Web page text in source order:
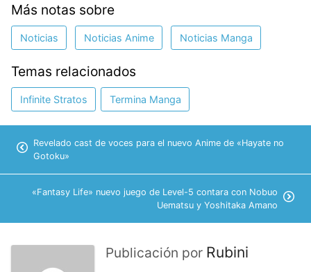
Más notas sobre
Noticias Noticias Anime Noticias Manga
Temas relacionados
Infinite Stratos Termina Manga
Revelado cast de voces para el nuevo Anime de «Hayate no
Gotoku»
«Fantasy Life» nuevo juego de Level-5 contara con Nobuo
Uematsu y Yoshitaka Amano
Publicación por Rubini